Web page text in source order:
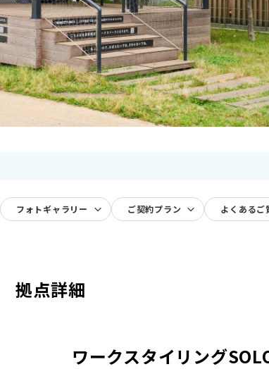
フォトギャラリー ご契約プラン よくあるご
拠点詳細
ワークスタイリング